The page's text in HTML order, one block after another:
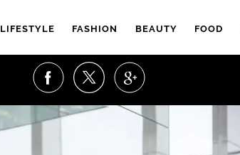
LIFESTYLE FASHION BEAUTY FOOD